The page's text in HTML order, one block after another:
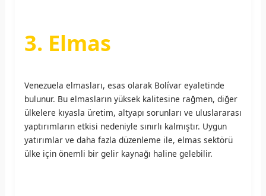
3. Elmas
Venezuela elmasları, esas olarak Bolívar eyaletinde
bulunur. Bu elmasların yüksek kalitesine rağmen, diğer
ülkelere kıyasla üretim, altyapı sorunları ve uluslararası
yaptırımların etkisi nedeniyle sınırlı kalmıştır. Uygun
yatırımlar ve daha fazla düzenleme ile, elmas sektörü
ülke için önemli bir gelir kaynağı haline gelebilir.